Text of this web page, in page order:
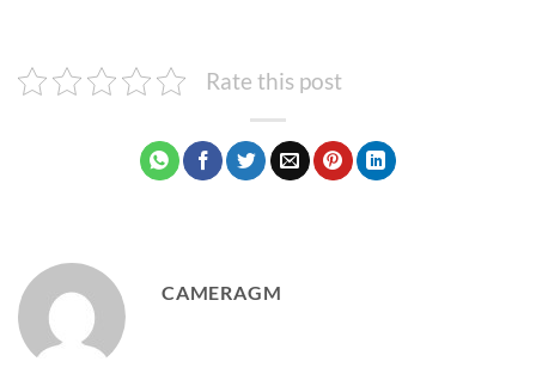
Rate this post
CAMERAGM